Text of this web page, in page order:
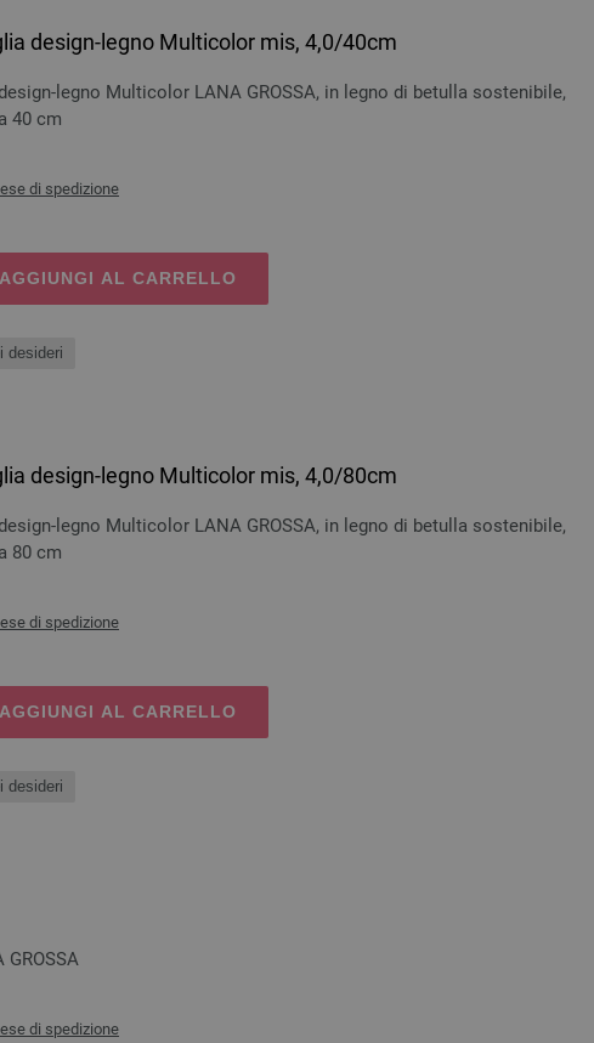
design-legno Multicolor mis, 4,0/40cm
legno Multicolor LANA GROSSA, in legno di betulla sostenibile,
40 cm
di spedizione
AGGIUNGI AL CARRELLO
desideri
design-legno Multicolor mis, 4,0/80cm
legno Multicolor LANA GROSSA, in legno di betulla sostenibile,
80 cm
di spedizione
AGGIUNGI AL CARRELLO
desideri
di spedizione